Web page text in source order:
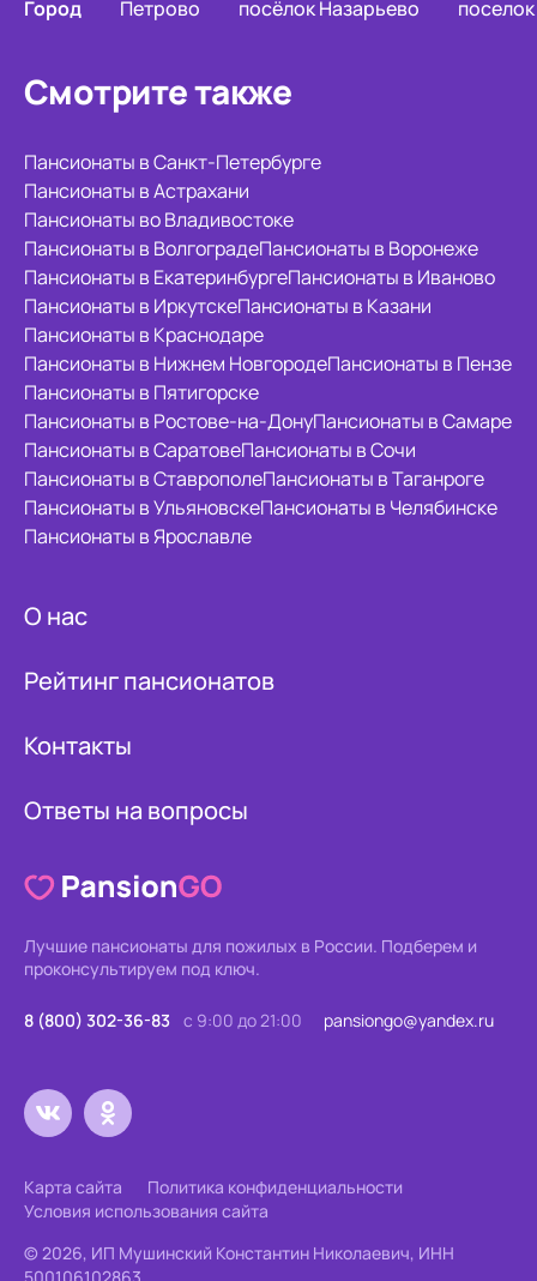
Город Петрово посёлок Назарьево
Смотрите также
Пансионаты в Санкт-Петербурге
Пансионаты в Астрахани
Пансионаты во Владивостоке
Пансионаты в ВолгоградеПансионаты в Воронеже
Пансионаты в ЕкатеринбургеПансионаты в Иваново
Пансионаты в ИркутскеПансионаты в Казани
Пансионаты в Краснодаре
Пансионаты в Нижнем НовгородеПансионаты в Пензе
Пансионаты в Пятигорске
Пансионаты в Ростове-на-ДонуПансионаты в Самаре
Пансионаты в СаратовеПансионаты в Сочи
Пансионаты в СтаврополеПансионаты в Таганроге
Пансионаты в УльяновскеПансионаты в Челябинске
Пансионаты в Ярославле
О нас
Рейтинг пансионатов
Контакты
Ответы на вопросы
Лучшие пансионаты для пожилых в России. Подберем и
проконсультируем под ключ.
8 (800) 302-36-83 с 9:00 до 21:00 pansiongo@yandex.ru
Карта сайта
Политика конфиденциальности
Условия использования сайта
© 2026, ИП Мушинский Константин Николаевич, ИНН